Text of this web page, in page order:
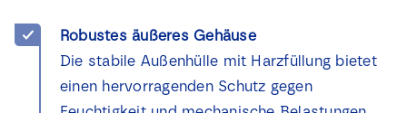
Robustes äußeres Gehäuse
Die stabile Außenhülle mit Harzfüllung bietet
einen hervorragenden Schutz gegen